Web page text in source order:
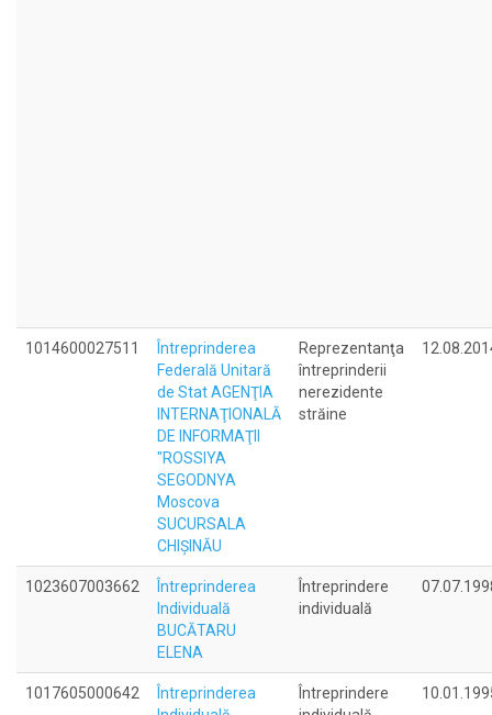
1014600027511
Întreprinderea
Federală Unitară
de Stat AGENŢIA
INTERNAŢIONALĂ
DE INFORMAŢII
"ROSSIYA
SEGODNYA
Moscova
SUCURSALA
CHIŞINĂU
Reprezentanţa
întreprinderii
nerezidente
străine
1023607003662
Întreprinderea
Individuală
BUCĂTARU
ELENA
Întreprindere
individuală
1017605000642
Întreprinderea
Întreprindere